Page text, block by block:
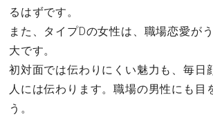
るはずです。
また、タイプDの女性は、職場恋愛が
大です。
初対面では伝わりにくい魅力も、毎日
人には伝わります。職場の男性にも目
う。